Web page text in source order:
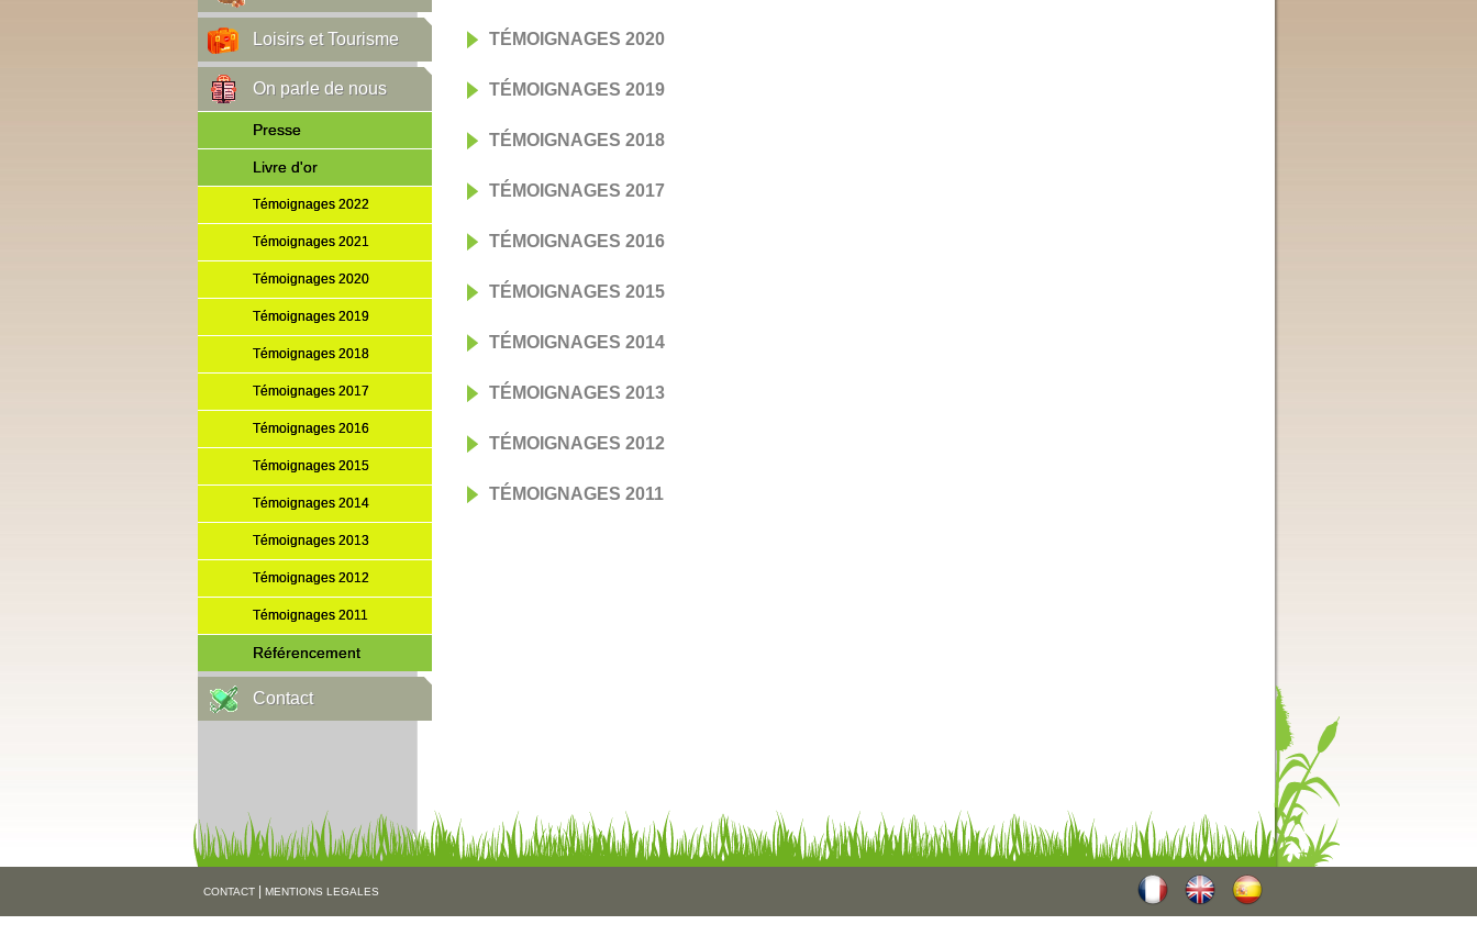
Loisirs et Tourisme
On parle de nous
Presse
Livre d'or
Témoignages 2022
Témoignages 2021
Témoignages 2020
Témoignages 2019
Témoignages 2018
Témoignages 2017
Témoignages 2016
Témoignages 2015
Témoignages 2014
Témoignages 2013
Témoignages 2012
Témoignages 2011
Référencement
Contact
TÉMOIGNAGES 2020
TÉMOIGNAGES 2019
TÉMOIGNAGES 2018
TÉMOIGNAGES 2017
TÉMOIGNAGES 2016
TÉMOIGNAGES 2015
TÉMOIGNAGES 2014
TÉMOIGNAGES 2013
TÉMOIGNAGES 2012
TÉMOIGNAGES 2011
CONTACT| MENTIONS LEGALES